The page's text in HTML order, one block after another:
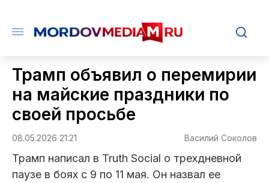
Трамп объявил о перемирии
на майские праздники по
своей просьбе
08.05.2026 21:21 Василий Соколов
Трамп написал в Truth Social о трехдневной
паузе в боях с 9 по 11 мая. Он назвал ее